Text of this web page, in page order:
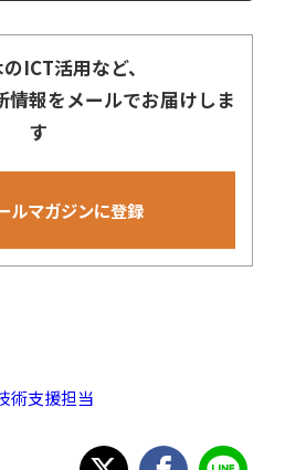
ICT活用など、
情報をメールでお届けしま
す
ルマガジンに登録